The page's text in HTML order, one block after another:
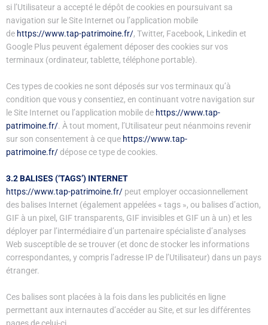
si l’Utilisateur a accepté le dépôt de cookies en poursuivant sa
navigation sur le Site Internet ou l’application mobile
de https://www.tap-patrimoine.fr/, Twitter, Facebook, Linkedin et
Google Plus peuvent également déposer des cookies sur vos
terminaux (ordinateur, tablette, téléphone portable).
Ces types de cookies ne sont déposés sur vos terminaux qu’à
condition que vous y consentiez, en continuant votre navigation sur
le Site Internet ou l’application mobile de https://www.tap-
patrimoine.fr/. À tout moment, l’Utilisateur peut néanmoins revenir
sur son consentement à ce que https://www.tap-
patrimoine.fr/dépose ce type de cookies.
3.2 BALISES (‘TAGS’) INTERNET
https://www.tap-patrimoine.fr/ peut employer occasionnellement
des balises Internet (également appelées « tags », ou balises d’action,
GIF à un pixel, GIF transparents, GIF invisibles et GIF un à un) et les
déployer par l’intermédiaire d’un partenaire spécialiste d’analyses
Web susceptible de se trouver (et donc de stocker les informations
correspondantes, y compris l’adresse IP de l’Utilisateur) dans un pays
étranger.
Ces balises sont placées à la fois dans les publicités en ligne
permettant aux internautes d’accéder au Site, et sur les différentes